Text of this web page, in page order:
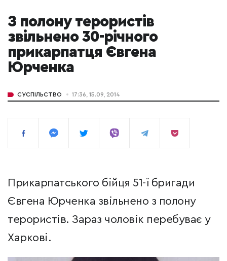
З полону терористів
звільнено 30-річного
прикарпатця Євгена
Юрченка
СУСПІЛЬСТВО 17:36, 15.09, 2014
Прикарпатського бійця 51-ї бригади
Євгена Юрченка звільнено з полону
терористів. Зараз чоловік перебуває у
Харкові.